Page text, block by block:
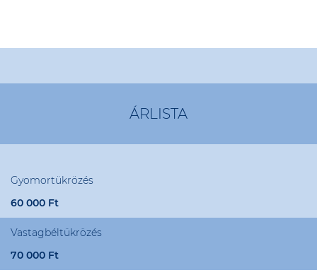
ÁRLISTA
Gyomortükrözés
60 000 Ft
Vastagbéltükrözés
70 000 Ft